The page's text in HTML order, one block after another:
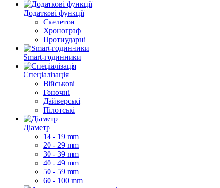
Додаткові функції
Скелетон
Хронограф
Протиударні
Smart-годинники
Спеціалізація
Військові
Гоночні
Дайверські
Пілотські
Діаметр
14 - 19 mm
20 - 29 mm
30 - 39 mm
40 - 49 mm
50 - 59 mm
60 - 100 mm